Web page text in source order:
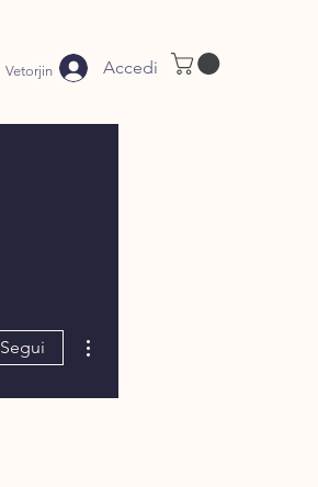
Vetorjin Accedi
Segui